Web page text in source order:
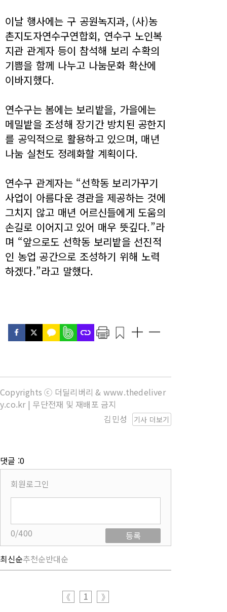
이날 행사에는 구 공원녹지과, (사)농
촌지도자연수구연합회, 연수구 노인복
지관 관계자 등이 참석해 보리 수확의
기쁨을 함께 나누고 나눔문화 확산에
이바지했다.
연수구는 봄에는 보리밭을, 가을에는
메밀밭을 조성해 장기간 방치된 공한지
를 공익적으로 활용하고 있으며, 매년
나눔 실천도 정례화할 계획이다.
연수구 관계자는 “선학동 보리가꾸기
사업이 아름다운 경관을 제공하는 것에
그치지 않고 매년 어르신들에게 도움의
손길로 이어지고 있어 매우 뜻깊다.”라
며 “앞으로도 선학동 보리밭을 선진적
인 농업 공간으로 조성하기 위해 노력
하겠다.”라고 말했다.
Copyrights ⓒ 더딜리버리 & www.thedeliver
y.co.kr | 무단전재 및 재배포 금지
기사 더보기
김민성
댓글 :0
회원로그인
0/400
등록
최신순추천순반대순
《 1 》